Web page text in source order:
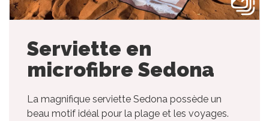
Serviette en
microfibre Sedona
La magnifique serviette Sedona possède un
beau motif idéal pour la plage et les voyages.